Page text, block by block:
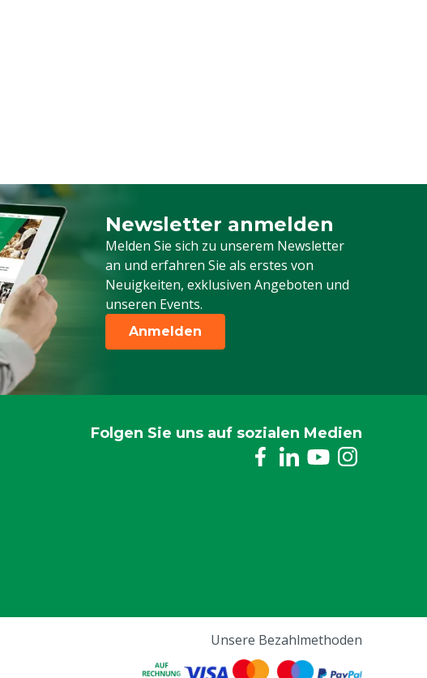
Newsletter anmelden
Melden Sie sich zu unserem Newsletter
an und erfahren Sie als erstes von
Neuigkeiten, exklusiven Angeboten und
unseren Events.
Melden Sie sich für unseren Newsletter
Anmelden
Folgen Sie uns auf sozialen Medien
Unsere Bezahlmethoden